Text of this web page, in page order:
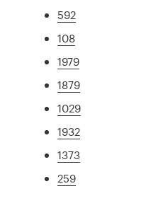
592
108
1979
1879
1029
1932
1373
259